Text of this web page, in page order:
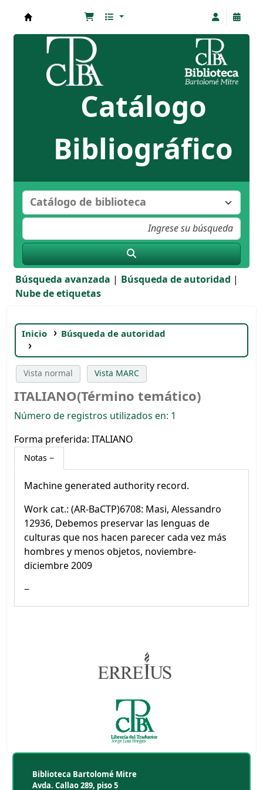
Biblioteca Bartolomé Mitre
Catálogo
Bibliográfico
Búsqueda avanzada
Búsqueda de autoridad
Nube de etiquetas
Inicio
Búsqueda de autoridad
Vista normal Vista MARC
ITALIANO(Término temático)
Número de registros utilizados en: 1
Forma preferida:ITALIANO
Notas
Machine generated authority record.
Work cat.: (AR-BaCTP)6708: Masi, Alessandro
12936, Debemos preservar las lenguas de
culturas que nos hacen parecer cada vez más
hombres y menos objetos, noviembre-
diciembre 2009
Biblioteca Bartolomé Mitre
Avda. Callao 289, piso 5